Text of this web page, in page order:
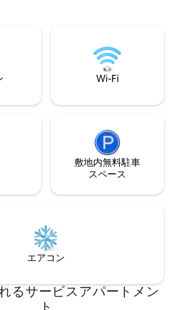
チの浜辺は、家族み
適で、パースで最高
い砂浜と素晴らしい
Wi-Fi
敷地内無料駐⁠車
ス⁠ペ⁠ー⁠ス
エアコン
るサービスアパートメン